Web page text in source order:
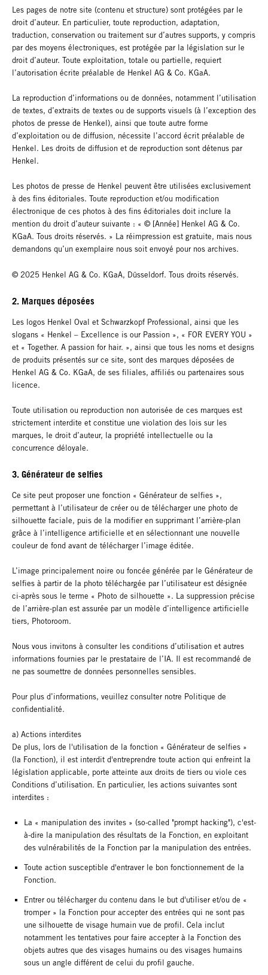
Les pages de notre site (contenu et structure) sont protégées par le
droit d’auteur. En particulier, toute reproduction, adaptation,
traduction, conservation ou traitement sur d’autres supports, y compris
par des moyens électroniques, est protégée par la législation sur le
droit d’auteur. Toute exploitation, totale ou partielle, requiert
l’autorisation écrite préalable de Henkel AG & Co. KGaA.
La reproduction d’informations ou de données, notamment l’utilisation
de textes, d’extraits de textes ou de supports visuels (à l’exception des
photos de presse de Henkel), ainsi que toute autre forme
d’exploitation ou de diffusion, nécessite l’accord écrit préalable de
Henkel. Les droits de diffusion et de reproduction sont détenus par
Henkel.
Les photos de presse de Henkel peuvent être utilisées exclusivement
à des fins éditoriales. Toute reproduction et/ou modification
électronique de ces photos à des fins éditoriales doit inclure la
mention du droit d’auteur suivante : « © [Année] Henkel AG & Co.
KGaA. Tous droits réservés. » La réimpression est gratuite, mais nous
demandons qu’un exemplaire nous soit envoyé pour nos archives.
© 2025 Henkel AG & Co. KGaA, Düsseldorf. Tous droits réservés.
2. Marques déposées
Les logos Henkel Oval et Schwarzkopf Professional, ainsi que les
slogans « Henkel – Excellence is our Passion », « FOR EVERY YOU »
et « Together. A passion for hair. », ainsi que tous les noms et designs
de produits présentés sur ce site, sont des marques déposées de
Henkel AG & Co. KGaA, de ses filiales, affiliés ou partenaires sous
licence.
Toute utilisation ou reproduction non autorisée de ces marques est
strictement interdite et constitue une violation des lois sur les
marques, le droit d’auteur, la propriété intellectuelle ou la
concurrence déloyale.
3. Générateur de selfies
Ce site peut proposer une fonction « Générateur de selfies »,
permettant à l’utilisateur de créer ou de télécharger une photo de
silhouette faciale, puis de la modifier en supprimant l’arrière-plan
grâce à l’intelligence artificielle et en sélectionnant une nouvelle
couleur de fond avant de télécharger l’image éditée.
L’image principalement noire ou foncée générée par le Générateur de
selfies à partir de la photo téléchargée par l’utilisateur est désignée
ci-après sous le terme « Photo de silhouette ». La suppression précise
de l’arrière-plan est assurée par un modèle d’intelligence artificielle
tiers, Photoroom.
Nous vous invitons à consulter les conditions d’utilisation et autres
informations fournies par le prestataire de l’IA. Il est recommandé de
ne pas soumettre de données personnelles sensibles.
Pour plus d’informations, veuillez consulter notre Politique de
confidentialité.
a) Actions interdites
De plus, lors de l'utilisation de la fonction « Générateur de selfies »
(la Fonction), il est interdit d'entreprendre toute action qui enfreint la
législation applicable, porte atteinte aux droits de tiers ou viole ces
Conditions d’utilisation. En particulier, les actions suivantes sont
interdites :
La « manipulation des invites » (so-called "prompt hacking"), c'est-
à-dire la manipulation des résultats de la Fonction, en exploitant
des vulnérabilités de la Fonction par la manipulation des entrées.
Toute action susceptible d'entraver le bon fonctionnement de la
Fonction.
Entrer ou télécharger du contenu dans le but d'utiliser et/ou de «
tromper » la Fonction pour accepter des entrées qui ne sont pas
une silhouette de visage humain vue de profil. Cela inclut
notamment les tentatives pour faire accepter à la Fonction des
objets autres que des visages humains ou des visages humains
sous un angle différent de celui du profil gauche.